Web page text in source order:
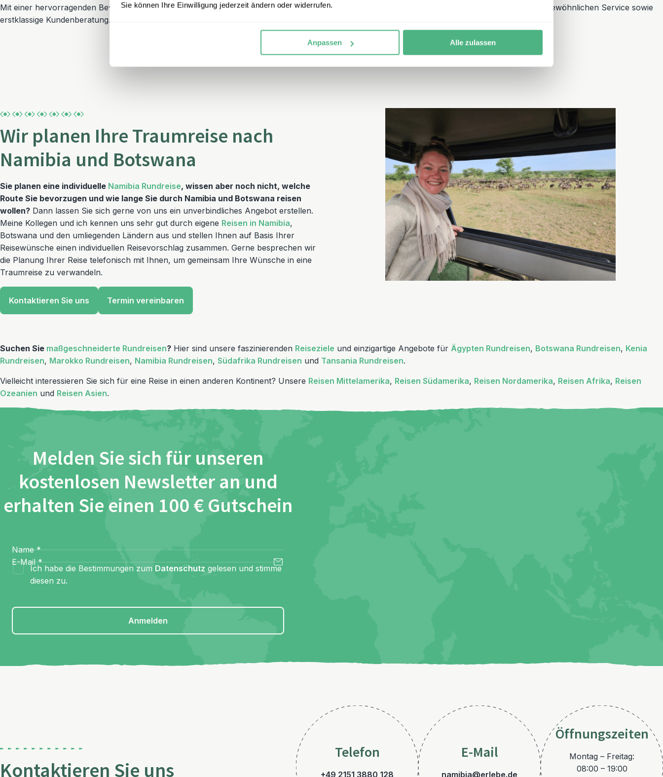
Sie können Ihre Einwilligung jederzeit ändern oder widerrufen.
Anpassen Alle zulassen
Mit einer hervorragenden Bewertung auf Trustpilot zählt erlebe zu denbestbewerteten Reiseveranstaltern
in Deutschland und steht für außergewöhnlichen Service sowie
erstklassige Kundenberatung.
Wir planen Ihre Traumreise nach
Namibia und Botswana
Sie planen eine individuelle Namibia Rundreise, wissen aber noch nicht, welche
Route Sie bevorzugen und wie lange Sie durch Namibia und Botswana reisen
wollen? Dann lassen Sie sich gerne von uns ein unverbindliches Angebot erstellen.
Meine Kollegen und ich kennen uns sehr gut durch eigene Reisen in Namibia,
Botswana und den umliegenden Ländern aus und stellen Ihnen auf Basis Ihrer
Reisewünsche einen individuellen Reisevorschlag zusammen. Gerne besprechen wir
die Planung Ihrer Reise telefonisch mit Ihnen, um gemeinsam Ihre Wünsche in eine
Traumreise zu verwandeln.
Kontaktieren Sie uns Termin vereinbaren
Suchen Sie maßgeschneiderte Rundreisen? Hier sind unsere faszinierenden Reiseziele und einzigartige Angebote für Ägypten Rundreisen, Botswana Rundreisen, Kenia
Rundreisen, Marokko Rundreisen, Namibia Rundreisen, Südafrika Rundreisen und Tansania Rundreisen.
Vielleicht interessieren Sie sich für eine Reise in einen anderen Kontinent? Unsere Reisen Mittelamerika, Reisen Südamerika, Reisen Nordamerika, Reisen Afrika, Reisen
Ozeanien und Reisen Asien.
Melden Sie sich für unseren
kostenlosen Newsletter an und
erhalten Sie einen 100 € Gutschein
Name *
E-Mail *
Ich habe die Bestimmungen zum Datenschutz gelesen und stimme
diesen zu.
Anmelden
Kontaktieren Sie uns
Telefon
+49 2151 3880 128
E-Mail
namibia@erlebe.de
Öffnungszeiten
Montag – Freitag:
08:00 – 19:00